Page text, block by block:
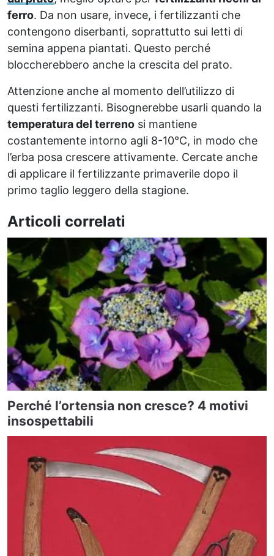
ferro. Da non usare, invece, i fertilizzanti che
contengono diserbanti, soprattutto sui letti di
semina appena piantati. Questo perché
bloccherebbero anche la crescita del prato.
Attenzione anche al momento dell’utilizzo di
questi fertilizzanti. Bisognerebbe usarli quando la
temperatura del terreno si mantiene
costantemente intorno agli 8-10°C, in modo che
l’erba posa crescere attivamente. Cercate anche
di applicare il fertilizzante primaverile dopo il
primo taglio leggero della stagione.
Articoli correlati
Perché l’ortensia non cresce? 4 motivi
insospettabili